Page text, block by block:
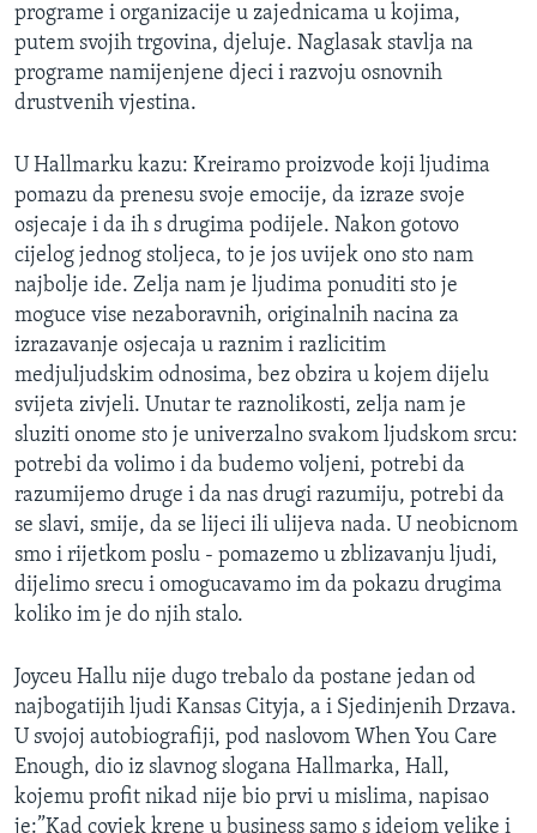
programe i organizacije u zajednicama u kojima,
putem svojih trgovina, djeluje. Naglasak stavlja na
programe namijenjene djeci i razvoju osnovnih
drustvenih vjestina.
U Hallmarku kazu: Kreiramo proizvode koji ljudima
pomazu da prenesu svoje emocije, da izraze svoje
osjecaje i da ih s drugima podijele. Nakon gotovo
cijelog jednog stoljeca, to je jos uvijek ono sto nam
najbolje ide. Zelja nam je ljudima ponuditi sto je
moguce vise nezaboravnih, originalnih nacina za
izrazavanje osjecaja u raznim i razlicitim
medjuljudskim odnosima, bez obzira u kojem dijelu
svijeta zivjeli. Unutar te raznolikosti, zelja nam je
sluziti onome sto je univerzalno svakom ljudskom srcu:
potrebi da volimo i da budemo voljeni, potrebi da
razumijemo druge i da nas drugi razumiju, potrebi da
se slavi, smije, da se lijeci ili ulijeva nada. U neobicnom
smo i rijetkom poslu - pomazemo u zblizavanju ljudi,
dijelimo srecu i omogucavamo im da pokazu drugima
koliko im je do njih stalo.
Joyceu Hallu nije dugo trebalo da postane jedan od
najbogatijih ljudi Kansas Cityja, a i Sjedinjenih Drzava.
U svojoj autobiografiji, pod naslovom When You Care
Enough, dio iz slavnog slogana Hallmarka, Hall,
kojemu profit nikad nije bio prvi u mislima, napisao
je:”Kad covjek krene u business samo s idejom velike i